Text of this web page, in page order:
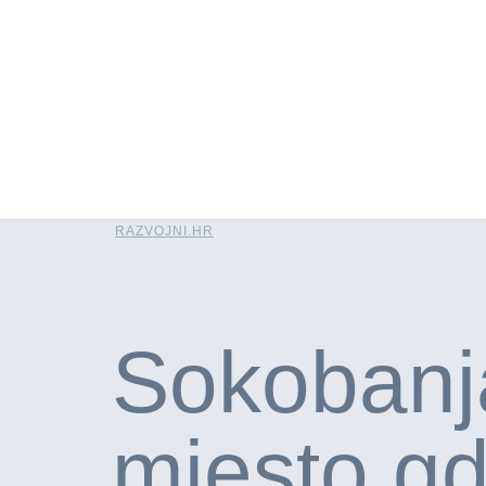
RAZVOJNI.HR